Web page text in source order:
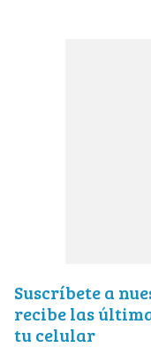
Suscríbete a
recibe las
tu celular